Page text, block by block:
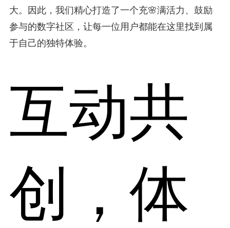
大。因此，我们精心打造了一个充🌸满活力、鼓励
参与的数字社区，让每一位用户都能在这里找到属
于自己的独特体验。
互动共
创，体